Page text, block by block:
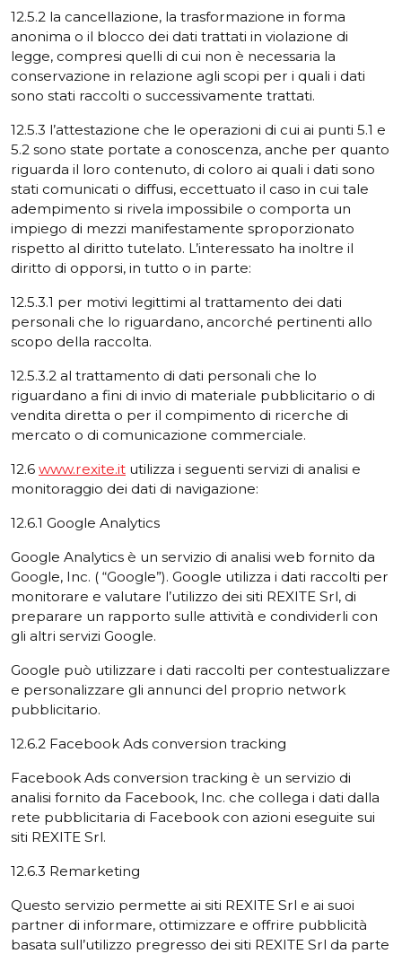
12.5.2 la cancellazione, la trasformazione in forma
anonima o il blocco dei dati trattati in violazione di
legge, compresi quelli di cui non è necessaria la
conservazione in relazione agli scopi per i quali i dati
sono stati raccolti o successivamente trattati.
12.5.3 l’attestazione che le operazioni di cui ai punti 5.1 e
5.2 sono state portate a conoscenza, anche per quanto
riguarda il loro contenuto, di coloro ai quali i dati sono
stati comunicati o diffusi, eccettuato il caso in cui tale
adempimento si rivela impossibile o comporta un
impiego di mezzi manifestamente sproporzionato
rispetto al diritto tutelato. L’interessato ha inoltre il
diritto di opporsi, in tutto o in parte:
12.5.3.1 per motivi legittimi al trattamento dei dati
personali che lo riguardano, ancorché pertinenti allo
scopo della raccolta.
12.5.3.2 al trattamento di dati personali che lo
riguardano a fini di invio di materiale pubblicitario o di
vendita diretta o per il compimento di ricerche di
mercato o di comunicazione commerciale.
12.6 www.rexite.it utilizza i seguenti servizi di analisi e
monitoraggio dei dati di navigazione:
12.6.1 Google Analytics
Google Analytics è un servizio di analisi web fornito da
Google, Inc. ( “Google”). Google utilizza i dati raccolti per
monitorare e valutare l’utilizzo dei siti REXITE Srl, di
preparare un rapporto sulle attività e condividerli con
gli altri servizi Google.
Google può utilizzare i dati raccolti per contestualizzare
e personalizzare gli annunci del proprio network
pubblicitario.
12.6.2 Facebook Ads conversion tracking
Facebook Ads conversion tracking è un servizio di
analisi fornito da Facebook, Inc. che collega i dati dalla
rete pubblicitaria di Facebook con azioni eseguite sui
siti REXITE Srl.
12.6.3 Remarketing
Questo servizio permette ai siti REXITE Srl e ai suoi
partner di informare, ottimizzare e offrire pubblicità
basata sull’utilizzo pregresso dei siti REXITE Srl da parte